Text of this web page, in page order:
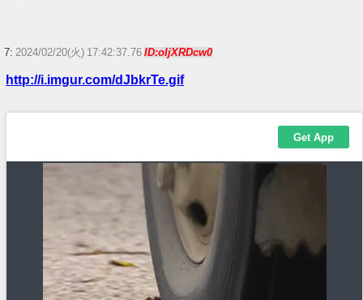
7: 2024/02/20(火) 17:42:37.76 ID:oIjXRDcw0
http://i.imgur.com/dJbkrTe.gif